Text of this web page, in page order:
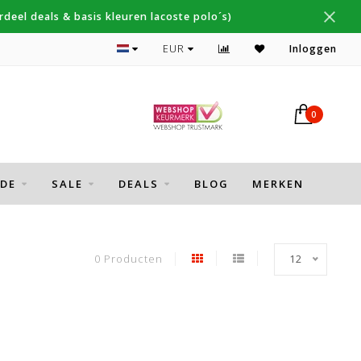
deals & basis kleuren lacoste polo´s)
Topmerken Thomas Maine, Cavallaro, Desoto
EUR Inloggen
0
SALE DEALS BLOG MERKEN
0 Producten 12